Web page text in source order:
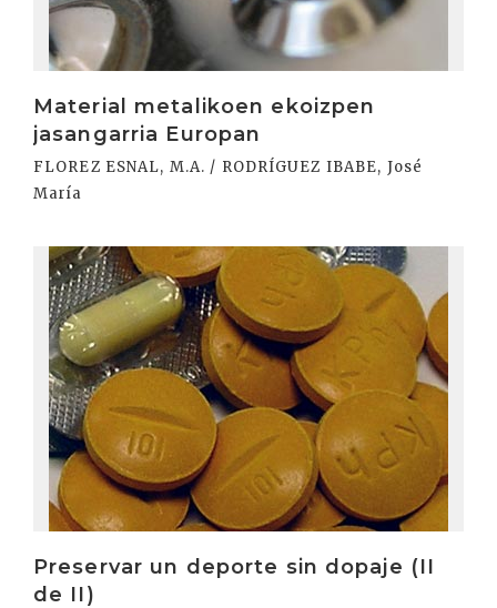
Material metalikoen ekoizpen
jasangarria Europan
FLOREZ ESNAL, M.A. / RODRÍGUEZ IBABE, José
María
Preservar un deporte sin dopaje (II
de II)
Irakurri